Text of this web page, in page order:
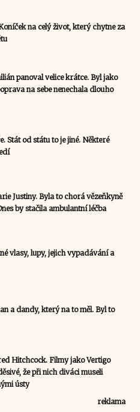
na celý život, který chytne za
panoval velice krátce. Byl jako
na sebe nenechala dlouho
Stát od státu to je jiné. Některé
Justiny. Byla to chorá vězeňkyně
by stačila ambulantní léčba
vlasy, lupy, jejich vypadávání a
a dandy, který na to měl. Byl to
Hitchcock. Filmy jako Vertigo
že při nich diváci museli
ústy
reklama